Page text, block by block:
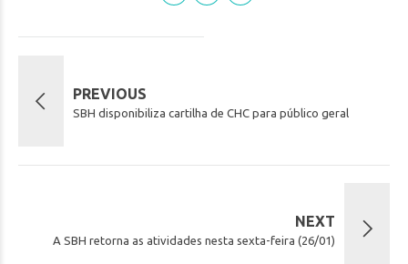
PREVIOUS
SBH disponibiliza cartilha de CHC para público geral
NEXT
A SBH retorna as atividades nesta sexta-feira (26/01)